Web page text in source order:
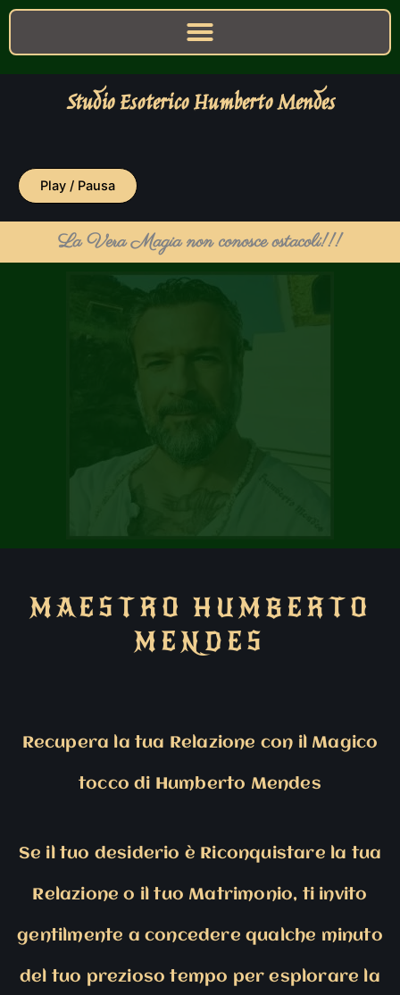
Studio Esoterico Humberto Mendes
Play / Pausa
La Vera Magia non conosce ostacoli!!!
MAESTRO HUMBERTO
MENDES
Recupera la tua Relazione con il Magico
tocco di Humberto Mendes
Se il tuo desiderio è Riconquistare la tua
Relazione o il tuo Matrimonio, ti invito
gentilmente a concedere qualche minuto
del tuo prezioso tempo per esplorare la